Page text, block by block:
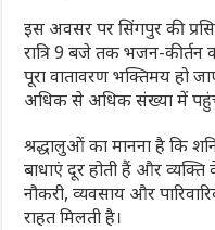
इस अवसर पर सिंगपुर की
रात्रि 9 बजे तक भजन-कीर्तन
पूरा वातावरण भक्तिमय हो
अधिक से अधिक संख्या में
श्रद्धालुओं का मानना है कि
बाधाएं दूर होती हैं और
नौकरी, व्यवसाय और
राहत मिलती है।